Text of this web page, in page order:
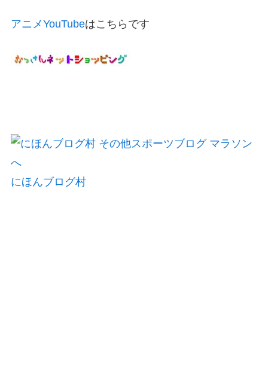
アニメYouTubeはこちらです
にほんブログ村